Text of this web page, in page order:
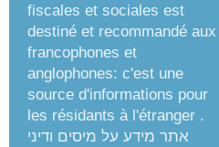
fiscales et sociales est
destiné et recommandé aux
francophones et
anglophones: c'est une
source d'informations pour
les résidants à l'étranger .
אתר מידע על מיסים ודיני